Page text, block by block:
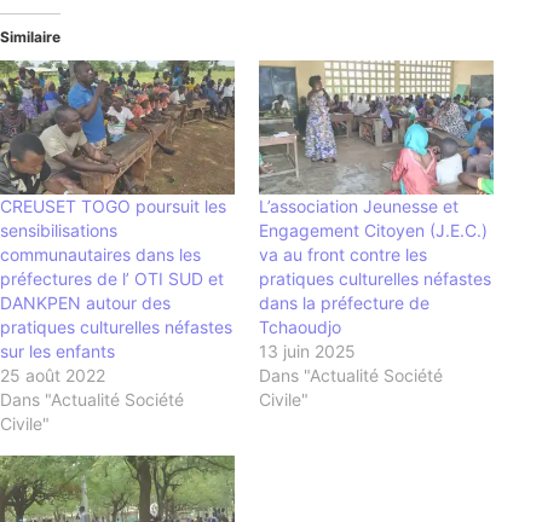
Similaire
CREUSET TOGO poursuit les
sensibilisations
communautaires dans les
préfectures de l’ OTI SUD et
DANKPEN autour des
pratiques culturelles néfastes
sur les enfants
25 août 2022
Dans "Actualité Société
Civile"
L’association Jeunesse et
Engagement Citoyen (J.E.C.)
va au front contre les
pratiques culturelles néfastes
dans la préfecture de
Tchaoudjo
13 juin 2025
Dans "Actualité Société
Civile"